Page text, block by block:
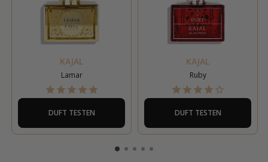
KAJAL
Lamar
DUFT TESTEN
KAJAL
Ruby
DUFT TESTEN